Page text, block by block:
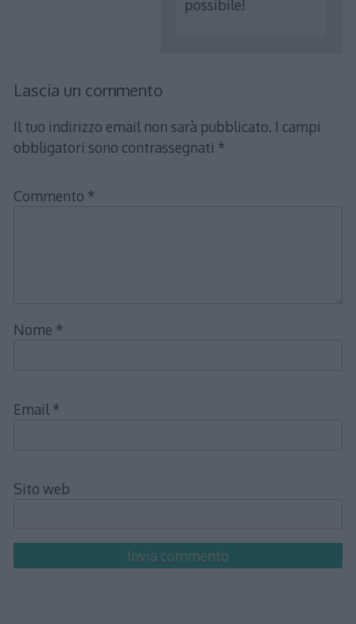
possibile!
Lascia un commento
Il tuo indirizzo email non sarà pubblicato. I campi
obbligatori sono contrassegnati *
Commento *
Nome *
Email *
Sito web